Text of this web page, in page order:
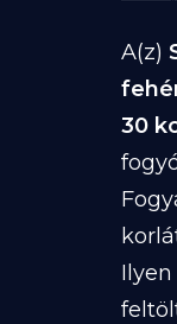
A(z)
30